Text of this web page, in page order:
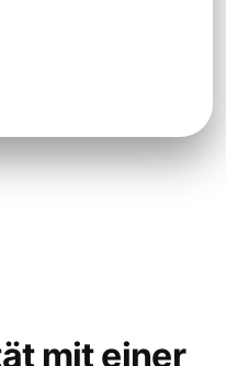
mit einer